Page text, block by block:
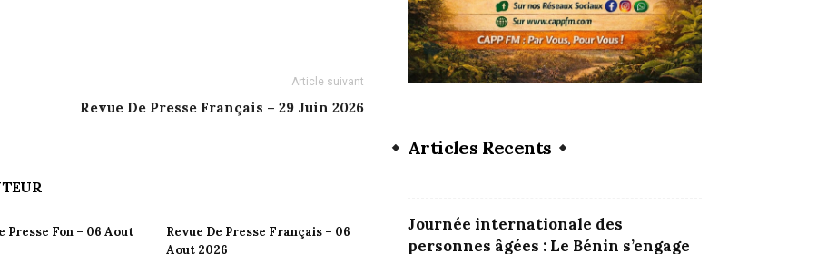
Article suivant
Revue De Presse Français – 29 Juin 2026
Presse Fon – 06 Aout
Revue De Presse Français – 06
Aout 2026
Articles Recents
Journée internationale des
personnes âgées : Le Bénin s’engage